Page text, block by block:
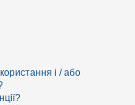
і / або